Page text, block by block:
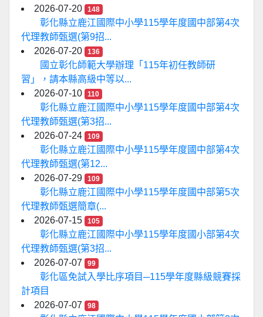
2026-07-20
148
彰化縣立鹿江國際中小學115學年度國中部第4次
代理教師甄選(第9招...
2026-07-20
136
國立彰化師範大學辦理「115年初任教師研
習」，請本縣高級中等以...
2026-07-10
110
彰化縣立鹿江國際中小學115學年度國中部第4次
代理教師甄選(第3招...
2026-07-24
109
彰化縣立鹿江國際中小學115學年度國中部第4次
代理教師甄選(第12...
2026-07-29
109
彰化縣立鹿江國際中小學115學年度國中部第5次
代理教師甄選簡章(...
2026-07-15
105
彰化縣立鹿江國際中小學115學年度國小部第4次
代理教師甄選(第3招...
2026-07-07
99
彰化區免試入學比序項目─115學年度縣級競賽採
計項目
2026-07-07
98